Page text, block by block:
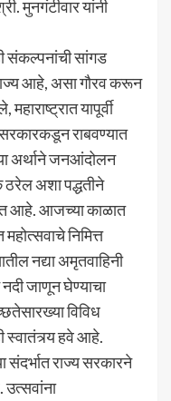
मुनगंटीवार यांनी
संकल्पनांची सांगड
आहे, असा गौरव करून
यापूर्वी
राबवण्यात
अर्थाने जनआंदोलन
ठरेल अशा पद्धतीने
आहे. आजच्या काळात
निमित्त
नद्या अमृतवाहिनी
जाणून घेण्याचा
विविध
स्वातंत्र्य हवे आहे.
संदर्भात राज्य सरकारने